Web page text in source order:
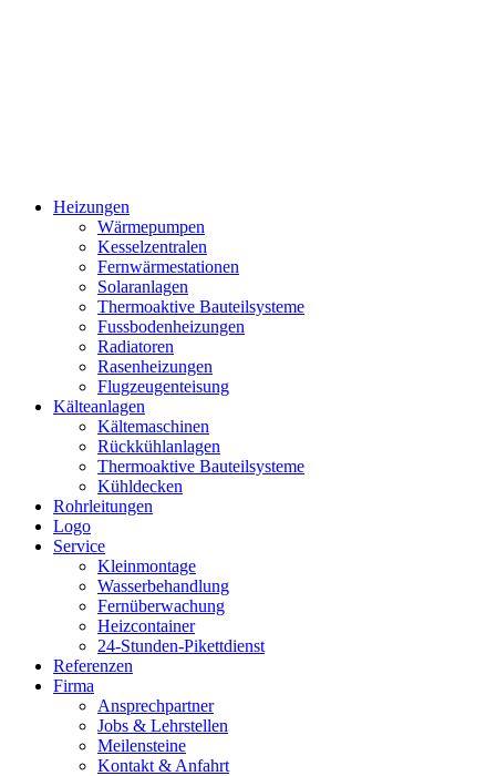
Heizungen
Wärmepumpen
Kesselzentralen
Fernwärmestationen
Solaranlagen
Thermoaktive Bauteilsysteme
Fussbodenheizungen
Radiatoren
Rasenheizungen
Flugzeugenteisung
Kälteanlagen
Kältemaschinen
Rückkühlanlagen
Thermoaktive Bauteilsysteme
Kühldecken
Rohrleitungen
Logo
Service
Kleinmontage
Wasserbehandlung
Fernüberwachung
Heizcontainer
24-Stunden-Pikettdienst
Referenzen
Firma
Ansprechpartner
Jobs & Lehrstellen
Meilensteine
Kontakt & Anfahrt